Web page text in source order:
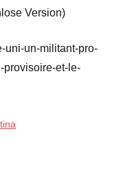
Version)
uni-un-militant-pro-
provisoire-et-le-